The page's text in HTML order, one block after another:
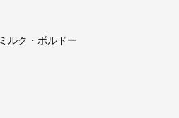
ルク・ボルドー